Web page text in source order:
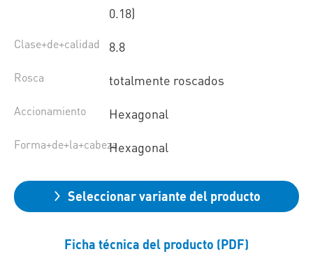
0.18)
Clase+de+calidad 8.8
Rosca totalmente roscados
Accionamiento Hexagonal
Forma+de+la+cabezaHexagonal
Seleccionar variante del producto
Ficha técnica del producto (PDF)